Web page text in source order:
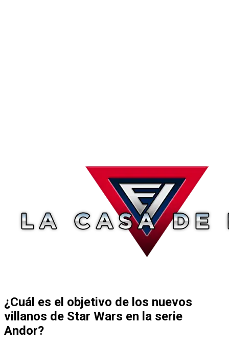
¿Cuál es el objetivo de los nuevos
villanos de Star Wars en la serie
Andor?